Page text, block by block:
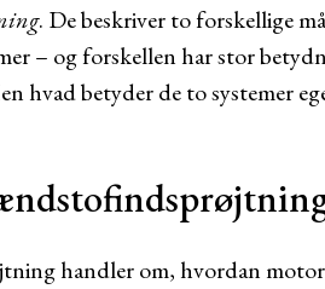
. De beskriver to forskellige
– og forskellen har stor
hvad betyder de to systemer
handler om, hvordan